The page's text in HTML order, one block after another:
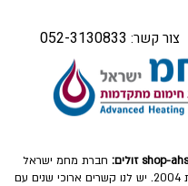
צור קשר: 052-3130833
חברת מחמ ישראל
עוסקת ביבוא משנת 2004. יש לנו קשרים ארוכי שנים עם